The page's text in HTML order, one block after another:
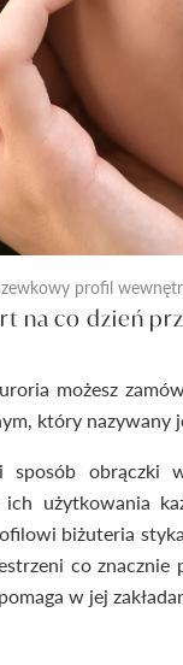
pudełeczka. Dzięki
Ci wyroby jubilerskie
profil
na co dzień
możesz
który nazywany
obrączki
użytkowania
biżuteria
co znacznie
w jej